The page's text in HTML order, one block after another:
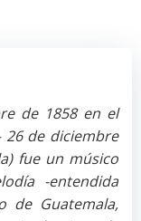
de 1858 en el
26 de diciembre
fue un músico
-entendida
de Guatemala,